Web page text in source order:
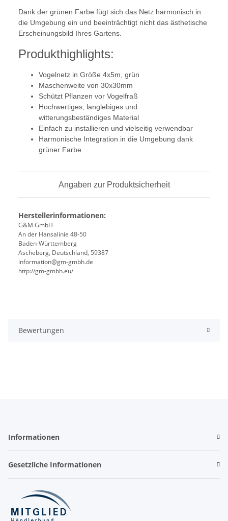
Dank der grünen Farbe fügt sich das Netz harmonisch in
die Umgebung ein und beeinträchtigt nicht das ästhetische
Erscheinungsbild Ihres Gartens.
Produkthighlights:
Vogelnetz in Größe 4x5m, grün
Maschenweite von 30x30mm
Schützt Pflanzen vor Vogelfraß
Hochwertiges, langlebiges und
witterungsbeständiges Material
Einfach zu installieren und vielseitig verwendbar
Harmonische Integration in die Umgebung dank
grüner Farbe
Angaben zur Produktsicherheit
Herstellerinformationen:
G&M GmbH
An der Hansalinie 48-50
Baden-Württemberg
Ascheberg, Deutschland, 59387
information@gm-gmbh.de
http://gm-gmbh.eu/
Bewertungen
Informationen
Gesetzliche Informationen